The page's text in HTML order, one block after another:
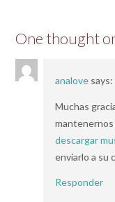
One thought
analove says:
Muchas
descargar
enviarlo a su
Responder